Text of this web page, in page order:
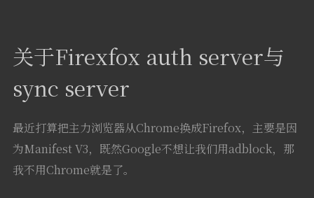
关于Firexfox auth server与
sync server
最近打算把主力浏览器从Chrome换成Firefox，主要是因
为Manifest V3，既然Google不想让我们用adblock，那
我不用Chrome就是了。